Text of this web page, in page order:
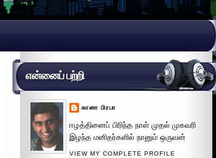
என்னைப் பற்றி
கானா பிரபா
ஈழத்தினைப் பிரிந்த நாள் முதல் முகவரி
இழந்த மனிதர்களில் நானும் ஒருவன்
VIEW MY COMPLETE PROFILE